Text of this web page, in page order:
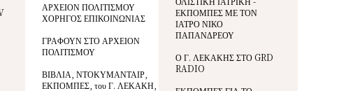
ΑΡΧΕΙΟΝ ΠΟΛΙΤΙΣΜΟΥ
ΧΟΡΗΓΟΣ ΕΠΙΚΟΙΝΩΝΙΑΣ
ΓΡΑΦΟΥΝ ΣΤΟ ΑΡΧΕΙΟΝ
ΠΟΛΙΤΙΣΜΟΥ
ΒΙΒΛΙΑ, ΝΤΟΚΥΜΑΝΤΑΙΡ,
ΕΚΠΟΜΠΕΣ, του Γ. ΛΕΚΑΚΗ,
ΕΚΠΟΜΠΕΣ ΜΕ ΤΟΝ
ΙΑΤΡΟ ΝΙΚΟ
ΠΑΠΑΝΔΡΕΟΥ
Ο Γ. ΛΕΚΑΚΗΣ ΣΤΟ GRD
RADIO